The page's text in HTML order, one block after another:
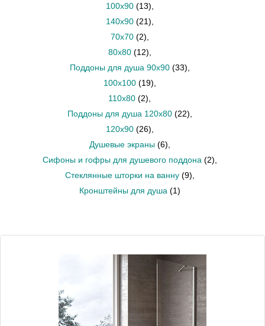
100x90 (13)
140x90 (21)
70х70 (2)
80x80 (12)
Поддоны для душа 90х90 (33)
100x100 (19)
110х80 (2)
Поддоны для душа 120х80 (22)
120х90 (26)
Душевые экраны (6)
Сифоны и гофры для душевого поддона (2)
Стеклянные шторки на ванну (9)
Кронштейны для душа (1)